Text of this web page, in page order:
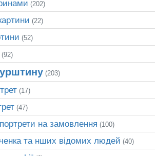
(202)
(22)
(52)
(92)
(203)
(17)
(47)
на замовлення (100)
та нших відомих людей (40)